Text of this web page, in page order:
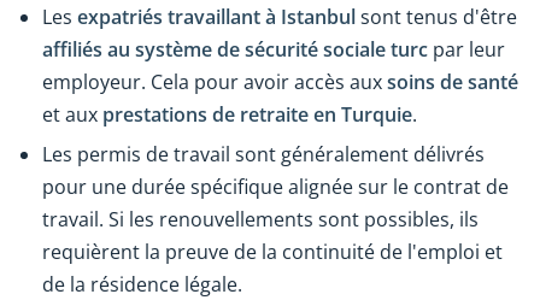
Les expatriés travaillant à Istanbulsont tenus d'être
affiliés au système de sécurité sociale turc par leur
employeur. Cela pour avoir accès auxsoins de santé
et aux prestations de retraite en Turquie.
Les permis de travail sont généralement délivrés
pour une durée spécifique alignée sur le contrat de
travail. Si les renouvellements sont possibles, ils
requièrent la preuve de la continuité de l'emploi et
de la résidence légale.